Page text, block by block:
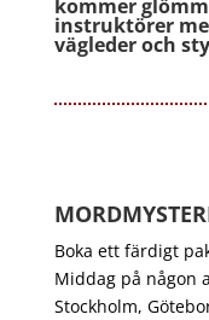
kommer
instruktörer
vägleder och
Boka ett färdigt
Middag på någon
Stockholm,